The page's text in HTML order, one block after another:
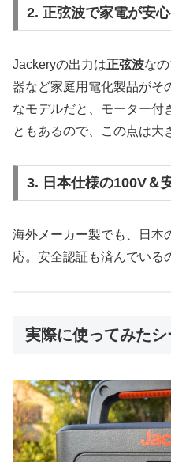
2. 正弦波で家電が安
Jackeryの出力は正弦波な
器など家庭用電化製品がそ
なモデルだと、モーター付
ともあるので、この点は大
3. 日本仕様の100V＆
海外メーカー製でも、日本
応。安全認証も済んでいる
実際に使ってみたシ